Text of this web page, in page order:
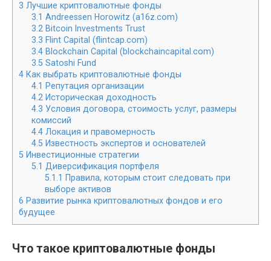
3 Лучшие криптовалютные фонды
3.1 Andreessen Horowitz (a16z.com)
3.2 Bitcoin Investments Trust
3.3 Flint Capital (flintcap.com)
3.4 Blockchain Capital (blockchaincapital.com)
3.5 Satoshi Fund
4 Как выбрать криптовалютные фонды
4.1 Репутация организации
4.2 Историческая доходность
4.3 Условия договора, стоимость услуг, размеры
комиссий
4.4 Локация и правомерность
4.5 Известность экспертов и основателей
5 Инвестиционные стратегии
5.1 Диверсификация портфеля
5.1.1 Правила, которым стоит следовать при
выборе активов
6 Развитие рынка криптовалютных фондов и его
будущее
Что такое криптовалютные фонды